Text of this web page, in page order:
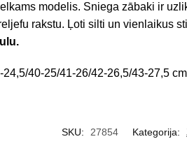
modelis. Sniega zābaki ir
rakstu. Ļoti silti un vienlaikus
40-25/41-26/42-26,5/43-27,5 cm
SKU: 27854 Kategorija: